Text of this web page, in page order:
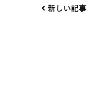
投
新しい記事